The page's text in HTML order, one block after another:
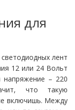
для
12 или 24 Вольт
напряжение – 220
что такую
включишь. Между